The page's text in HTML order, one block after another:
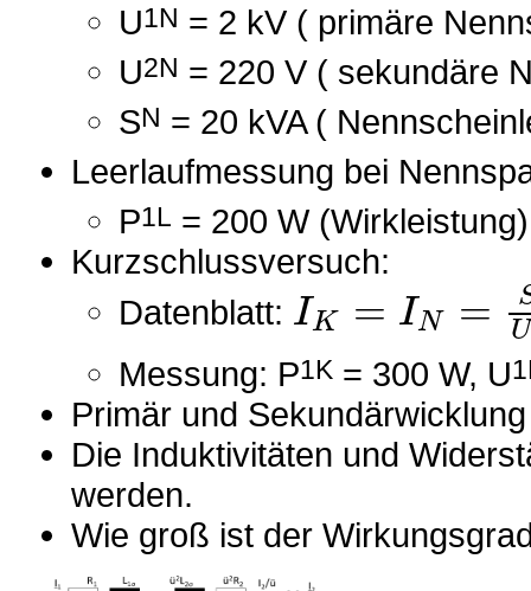
U1N = 2 kV ( primäre
U2N = 220 V ( sekundäre
SN = 20 kVA (
Leerlaufmessung bei
P1L = 200 W
Kurzschlussversuch:
Datenblatt: IK = IN = U
Messung: P1K = 300 W, U
Primär und
Die Induktivitäten und
werden.
Wie groß ist der